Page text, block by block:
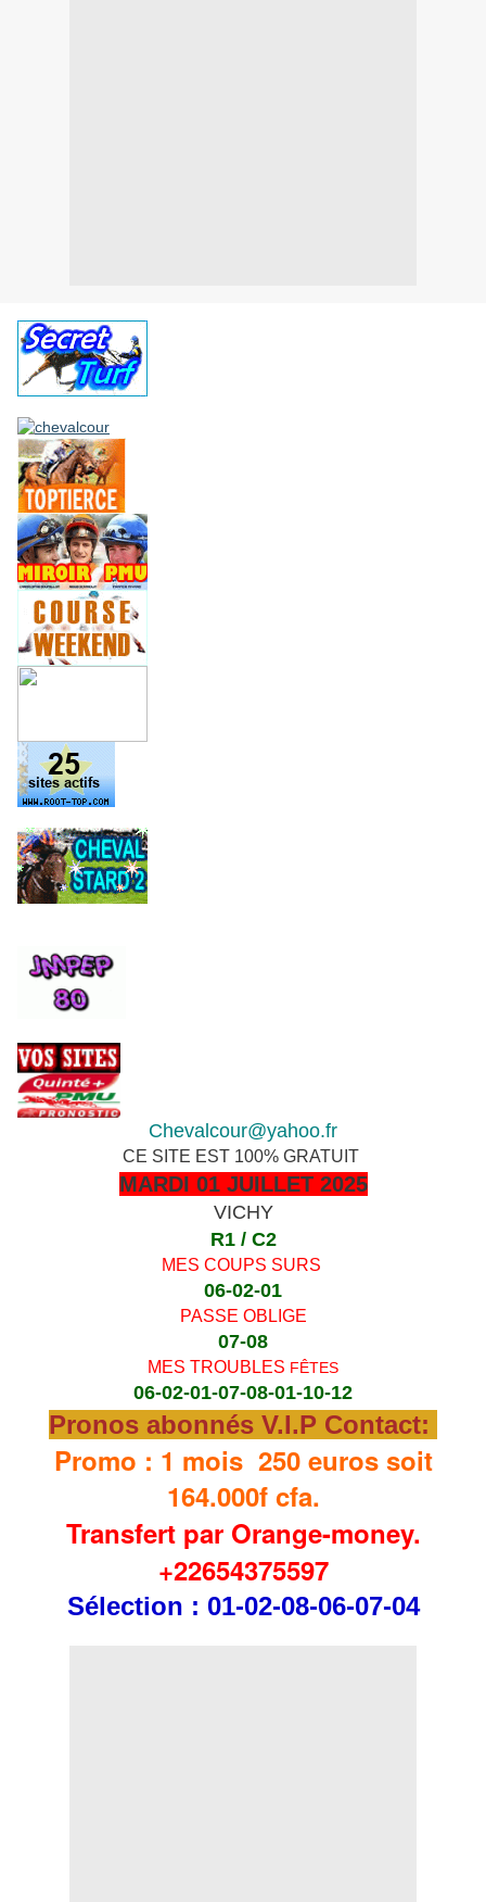
Chevalcour@yahoo.fr
CE SITE EST 100% GRATUIT
MARDI 01 JUILLET 2025
VICHY
R1 / C2
MES COUPS SURS
06-02-01
PASSE OBLIGE
07-08
MES TROUBLES FÊTES
06-02-01-07-08-01-10-12
Pronos abonnés V.I.P Contact:
Promo : 1 mois 250 euros soit
164.000f cfa.
Transfert par Orange-money.
+22654375597
Sélection : 01-02-08-06-07-04